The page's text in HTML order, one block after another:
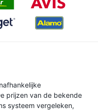
prijzen van de bekende
systeem vergeleken,